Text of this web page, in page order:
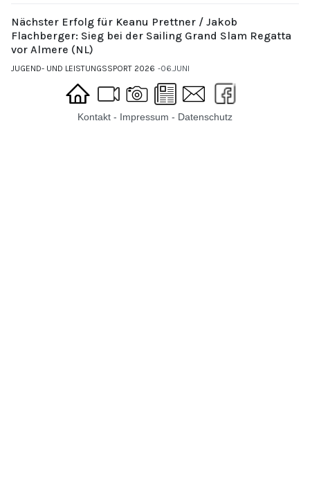
Nächster Erfolg für Keanu Prettner / Jakob
Flachberger: Sieg bei der Sailing Grand Slam Regatta
vor Almere (NL)
JUGEND- UND LEISTUNGSSPORT 2026 06.JUNI
Kontakt - Impressum - Datenschutz